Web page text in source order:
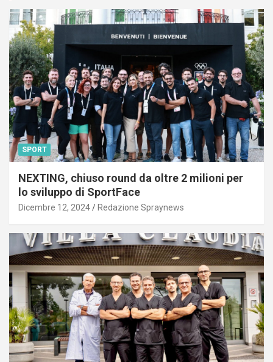
SPORT
NEXTING, chiuso round da oltre 2 milioni per
lo sviluppo di SportFace
Dicembre 12, 2024 Redazione Spraynews